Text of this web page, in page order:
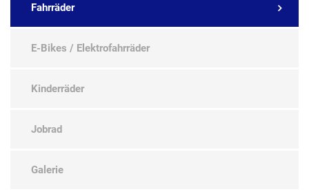
Fahrräder
E-Bikes / Elektrofahrräder
Kinderräder
Jobrad
Galerie